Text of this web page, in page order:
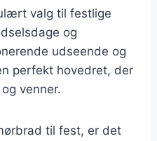
valg til festlige
og
udseende og
perfekt hovedret, der
venner.
til fest, er det